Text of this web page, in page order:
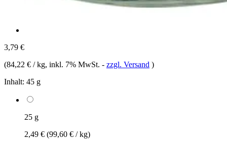
3,79 €
(84,22 € / kg, inkl. 7% MwSt. - zzgl. Versand )
Inhalt: 45 g
25 g
2,49 € (99,60 € / kg)